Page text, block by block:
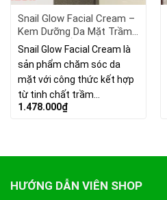
Snail Glow Facial Cream –
Kem Dưỡng Da Mặt Trầm
Hương Và Ốc Sên
Snail Glow Facial Cream là
sản phẩm chăm sóc da
mặt với công thức kết hợp
từ tinh chất trầm…
1.478.000₫
HƯỚNG DẪN VIÊN SHOP